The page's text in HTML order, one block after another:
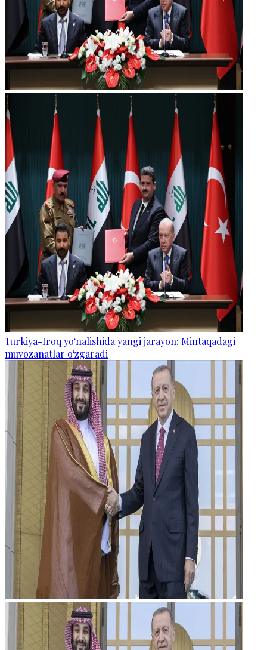
Turkiya-Iroq yo‘nalishida yangi jarayon: Mintaqadagi
muvozanatlar o‘zgaradi